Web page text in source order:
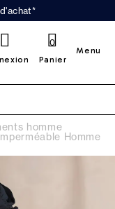
Panier
0
Menu
homme
Homme